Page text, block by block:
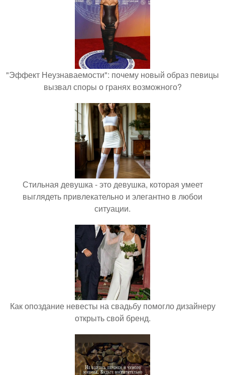
"Эффект Неузнаваемости": почему новый образ певицы
вызвал споры о гранях возможного?
Стильная девушка - это девушка, которая умеет
выглядеть привлекательно и элегантно в любои
ситуации.
Как опоздание невесты на свадьбу помогло дизайнеру
открыть свой бренд.